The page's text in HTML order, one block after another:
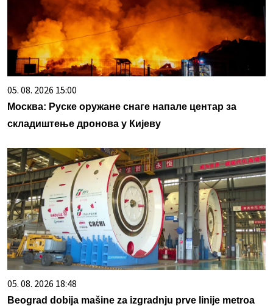
05. 08. 2026 15:00
Москва: Руске оружане снаге напале центар за
складиштење дронова у Кијеву
05. 08. 2026 18:48
Beograd dobija mašine za izgradnju prve linije metroa